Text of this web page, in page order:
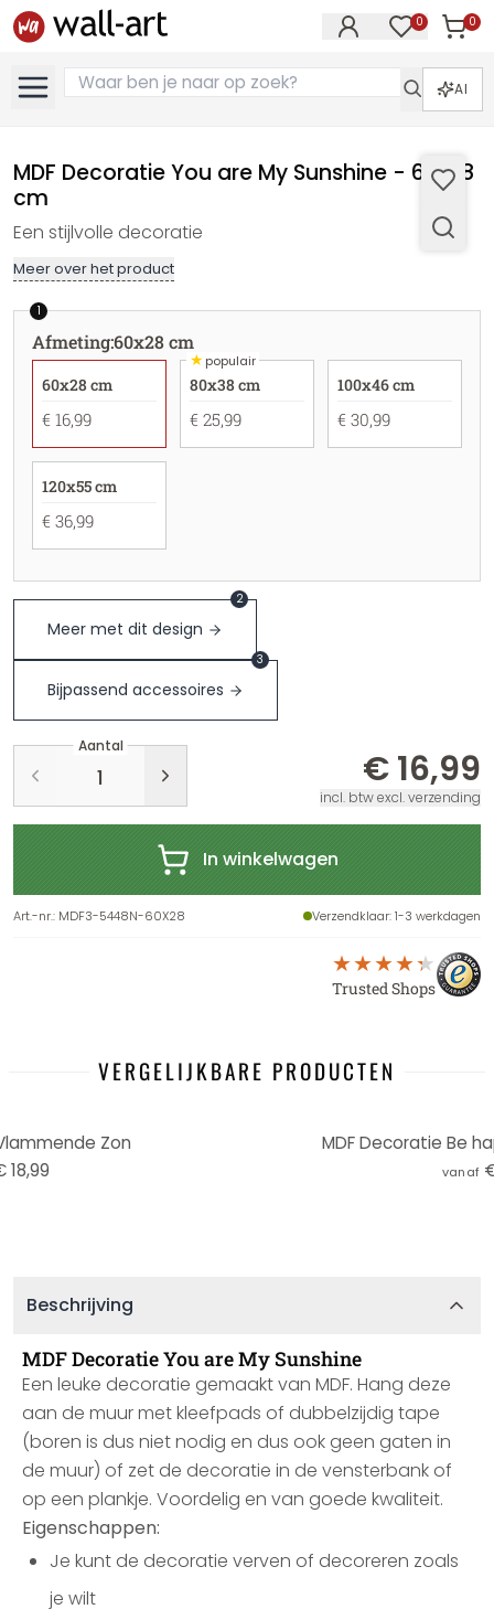
0 0
AI
MDF Decoratie You are My Sunshine - 60x28
cm
Een stijlvolle decoratie
Meer over het product
1
Afmeting:60x28 cm
60x28 cm
€ 16,99
★populair
80x38 cm
€ 25,99
100x46 cm
€ 30,99
120x55 cm
€ 36,99
Meer met dit design
2
Bijpassend accessoires
3
Aantal
€ 16,99
incl. btw excl. verzending
In winkelwagen
Art.-nr.: MDF3-5448N-60X28 Verzendklaar: 1-3 werkdagen
Trusted Shops
VERGELIJKBARE PRODUCTEN
Zon
18,99
MDF Decoratie Be
vanaf
Beschrijving
MDF Decoratie You are My Sunshine
Een leuke decoratie gemaakt van MDF. Hang deze
aan de muur met kleefpads of dubbelzijdig tape
(boren is dus niet nodig en dus ook geen gaten in
de muur) of zet de decoratie in de vensterbank of
op een plankje. Voordelig en van goede kwaliteit.
Eigenschappen:
Je kunt de decoratie verven of decoreren zoals
je wilt